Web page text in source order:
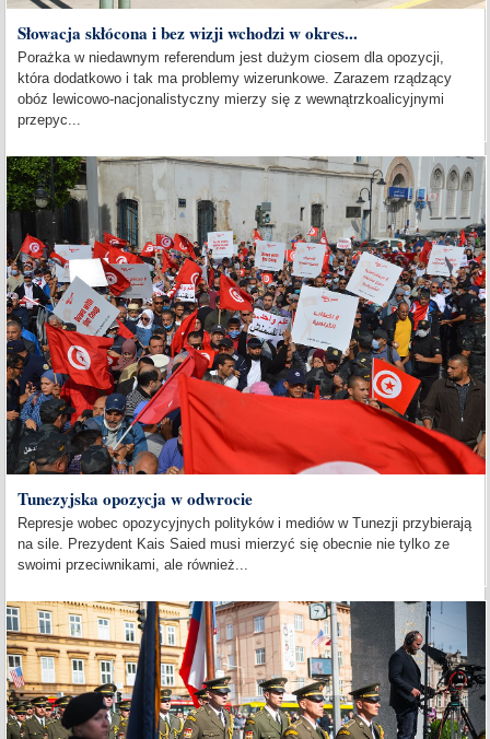
Słowacja skłócona i bez wizji wchodzi w okres...
Porażka w niedawnym referendum jest dużym ciosem dla opozycji,
która dodatkowo i tak ma problemy wizerunkowe. Zarazem rządzący
obóz lewicowo-nacjonalistyczny mierzy się z wewnątrzkoalicyjnymi
przepyc...
Tunezyjska opozycja w odwrocie
Represje wobec opozycyjnych polityków i mediów w Tunezji przybierają
na sile. Prezydent Kais Saied musi mierzyć się obecnie nie tylko ze
swoimi przeciwnikami, ale również...